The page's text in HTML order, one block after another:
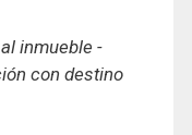
inmueble -
con destino